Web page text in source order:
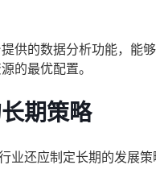
供的数据分析功能，能
的最优配置。
期策略
还应制定长期的发展策